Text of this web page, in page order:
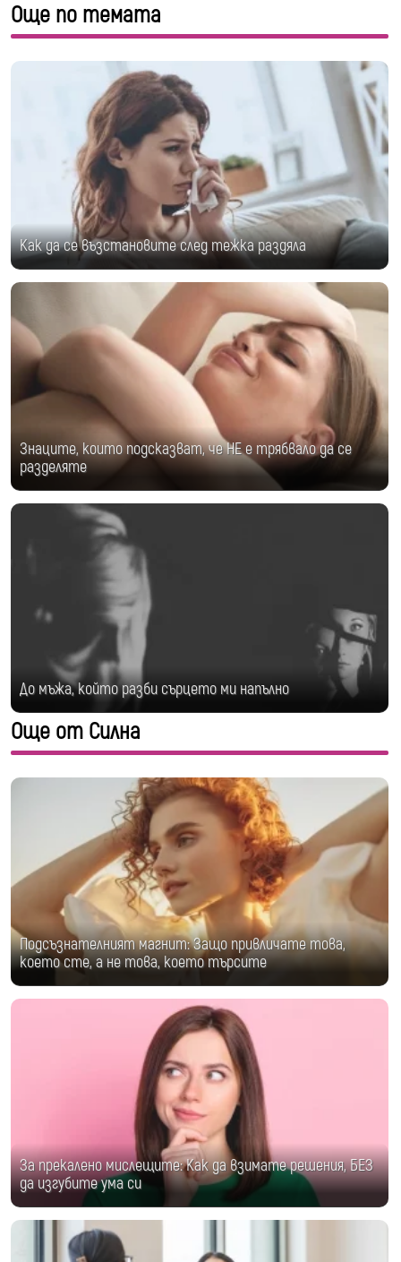
Още по темата
Kак да се възстановите след тежка раздяла
Знаците, които подсказват, че НЕ е трябвало да се
разделяте
До мъжа, който разби сърцето ми напълно
Още от Силна
Подсъзнателният магнит: Защо привличате това,
което сте, а не това, което търсите
За прекалено мислещите: Как да взимате решения, БЕЗ
да изгубите ума си